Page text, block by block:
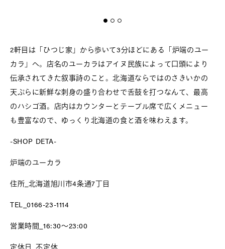
2軒目は「ひつじ家」から歩いて3分ほどにある「炉端のユー
カラ」へ。店名のユーカラはアイヌ民族によって口頭により
伝承されてきた叙事詩のこと。北海道ならではのさきいかの
天ぷらに新鮮な刺身の盛り合わせで舌鼓を打つなんて、最高
のハシゴ酒。店内はカウンターとテーブル席で広くメニュー
も豊富なので、ゆっくり北海道の食と酒を味わえます。
-SHOP DETA-
炉端のユーカラ
住所_北海道旭川市4条通7丁目
TEL_0166-23-1114
営業時間_16:30〜23:00
定休日_不定休